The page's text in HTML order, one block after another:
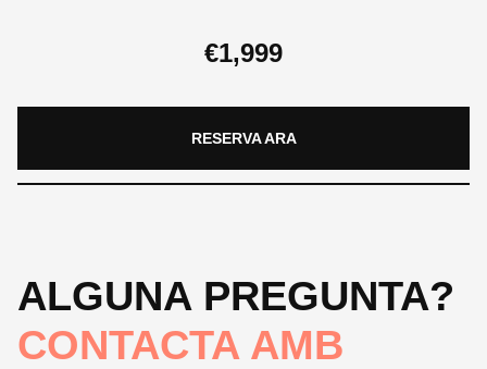
€1,999
RESERVA ARA
ALGUNA PREGUNTA?
CONTACTA AMB